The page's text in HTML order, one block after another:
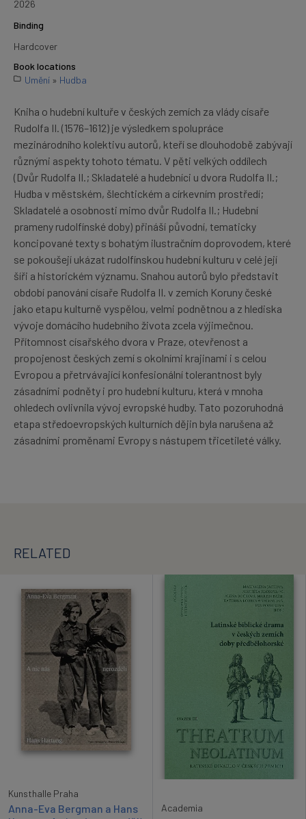
2026
Binding
Hardcover
Book locations
Umění » Hudba
Kniha o hudební kultuře v českých zemích za vlády císaře
Rudolfa II. (1576–1612) je výsledkem spolupráce
mezinárodního kolektivu autorů, kteří se dlouhodobě zabývají
různými aspekty tohoto tématu. V pěti velkých oddílech
(Dvůr Rudolfa II.; Skladatelé a hudebníci u dvora Rudolfa II.;
Hudba v městském, šlechtickém a církevním prostředí;
Skladatelé a osobnosti mimo dvůr Rudolfa II.; Hudební
prameny rudolfínské doby) přináší původní, tematicky
koncipované texty s bohatým ilustračním doprovodem, které
se pokoušejí ukázat rudolfínskou hudební kulturu v celé její
šíři a historickém významu. Snahou autorů bylo představit
období panování císaře Rudolfa II. v zemích Koruny české
jako etapu kulturně vyspělou, velmi podnětnou a z hlediska
vývoje domácího hudebního života zcela výjimečnou.
Přítomnost císařského dvora v Praze, otevřenost a
propojenost českých zemí s okolními krajinami i s celou
Evropou a přetrvávající konfesionální tolerantnost byly
zásadními podněty i pro hudební kulturu, která v mnoha
ohledech ovlivnila vývoj evropské hudby. Tato pozoruhodná
etapa středoevropských kulturních dějin byla narušena až
zásadními proměnami Evropy s nástupem třicetileté války.
RELATED
Kunsthalle Praha
Anna-Eva Bergman a Hans
Academia